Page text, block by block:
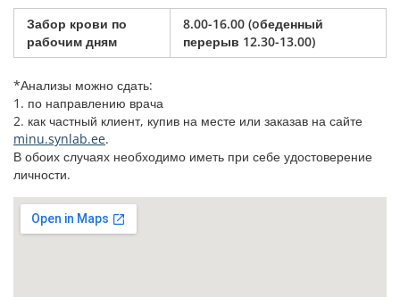
Забор крови по
рабочим дням
8.00-16.00 (oбеденный
перерыв 12.30-13.00)
*Анализы можно сдать:
1. по направлению врача
2. как частный клиент, купив на месте или заказав на сайте
minu.synlab.ee.
В обоих случаях необходимо иметь при себе удостоверение
личности.